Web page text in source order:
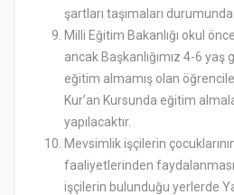
şartları taşımaları durumunda
Milli Eğitim Bakanlığı okul
ancak Başkanlığımız 4-6 yaş
eğitim almamış olan
Kur’an Kursunda eğitim
yapılacaktır.
Mevsimlik işçilerin
faaliyetlerinden
işçilerin bulunduğu yerlerde